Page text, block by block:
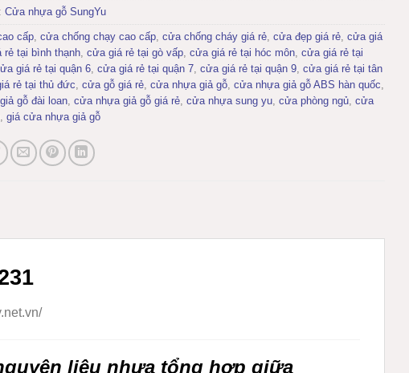
Cửa nhựa gỗ SungYu
cấp,cửa chống chạy cao cấp,cửa chống cháy giá rẻ,cửa đẹp giá rẻ,cửa giá
rẻ tại bình thạnh,cửa giá rẻ tại gò vấp,cửa giá rẻ tại hóc môn,cửa giá rẻ tại
giá rẻ tại quận 6,cửa giá rẻ tại quận 7,cửa giá rẻ tại quận 9,cửa giá rẻ tại tân
rẻ tại thủ đức,cửa gỗ giá rẻ,cửa nhựa giả gỗ,cửa nhựa giả gỗ ABS hàn quốc,
gỗ đài loan,cửa nhựa giả gỗ giá rẻ,cửa nhựa sung yu,cửa phòng ngủ,cửa
,giá cửa nhựa giả gỗ
liệu nhựa tổng hợp giữa